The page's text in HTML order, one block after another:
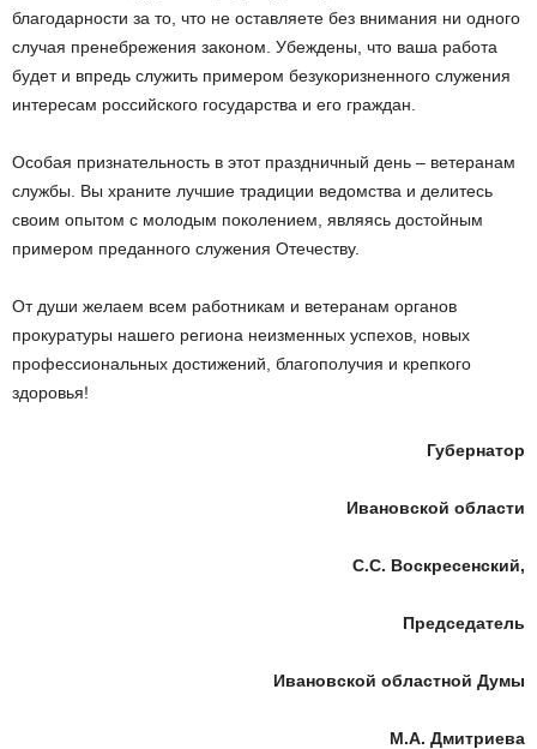
благодарности за то, что не оставляете без внимания ни одного
случая пренебрежения законом. Убеждены, что ваша работа
будет и впредь служить примером безукоризненного служения
интересам российского государства и его граждан.
Особая признательность в этот праздничный день – ветеранам
службы. Вы храните лучшие традиции ведомства и делитесь
своим опытом с молодым поколением, являясь достойным
примером преданного служения Отечеству.
От души желаем всем работникам и ветеранам органов
прокуратуры нашего региона неизменных успехов, новых
профессиональных достижений, благополучия и крепкого
здоровья!
Губернатор
Ивановской области
С.С. Воскресенский,
Председатель
Ивановской областной Думы
М.А. Дмитриева